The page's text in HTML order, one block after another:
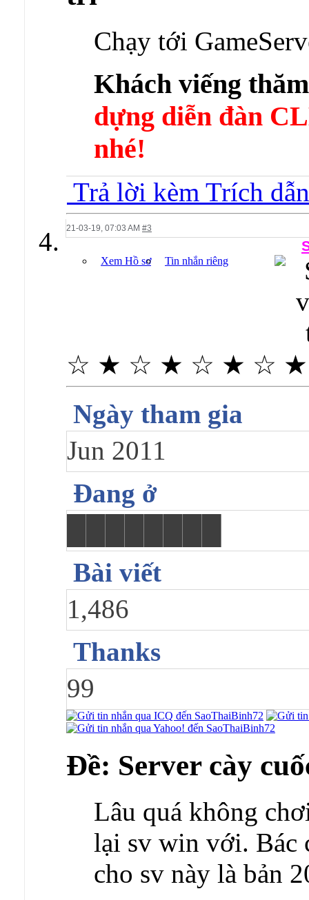
Chạy tới
Khách viếng
dựng diễn đàn
nhé!
Trả lời kèm Trích dẫn
21-03-19, 07:03 AM #3
Xem Hồ sơ Tin nhắn riêng
☆ ★ ☆ ★ ☆ ★ ☆
Ngày tham gia
Jun 2011
Đang ở
Bài viết
1,486
Thanks
99
Ðề: Server cày
Lâu quá không
lại sv win với. Bác
cho sv này là bản